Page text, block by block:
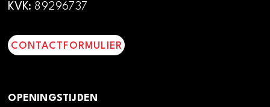
KVK: 89296737
CONTACTFORMULIER
OPENINGSTIJDEN